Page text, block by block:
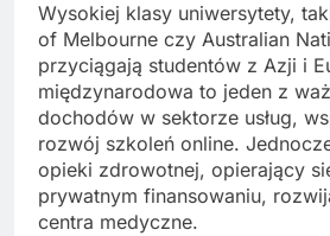
Wysokiej klasy uniwersytety,
of Melbourne czy Australian
przyciągają studentów z Azji i
międzynarodowa to jeden z
dochodów w sektorze usług,
rozwój szkoleń online.
opieki zdrowotnej, opierający
prywatnym finansowaniu,
centra medyczne.